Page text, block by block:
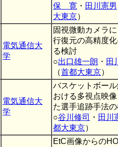
保 寛 ・ 田川憲男
大東京）
電気通信大
学
固視微動カメラ
行復元の高精度
る検討
○出口雄一朗 ・ 田
（首都大東京）
電気通信大
学
バスケットボー
おける多視点映
た選手追跡手法
○谷川修司 ・ 田川
都大東京）
EtC画像からの